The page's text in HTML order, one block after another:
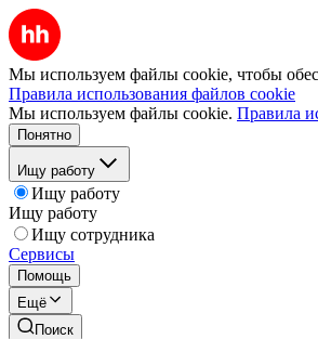
Мы используем файлы cookie, чтобы
Правила использования файлов cookie
Мы используем файлы cookie. Правила
Понятно
Ищу работу
Ищу работу
Ищу работу
Ищу сотрудника
Сервисы
Помощь
Ещё
Поиск